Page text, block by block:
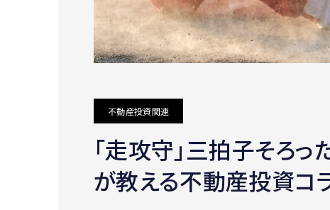
不動産投資関連
｢走攻守｣三拍子そろっ
が教える不動産投資コラ